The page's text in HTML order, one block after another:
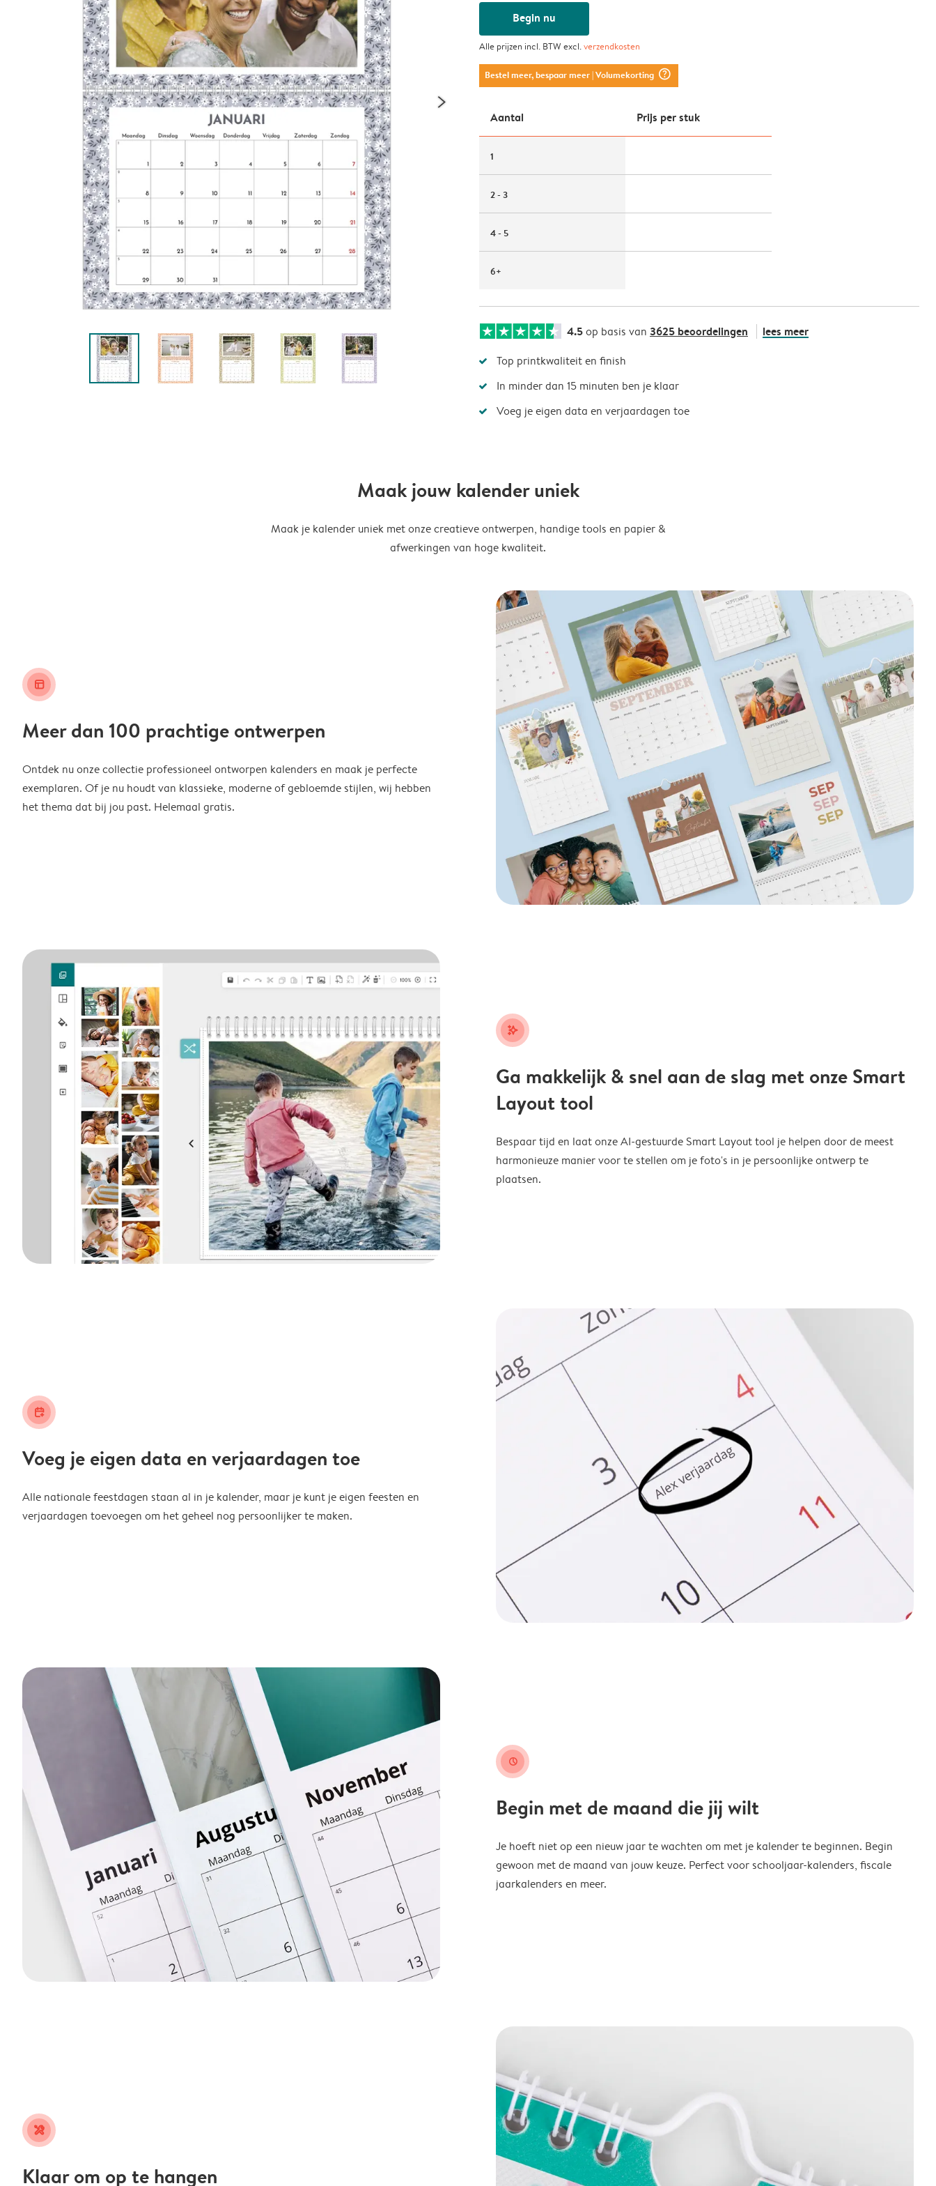
Begin nu
Alle prijzen incl. BTW excl.verzendkosten
Bestel meer, bespaar meer| Volumekorting question_mark_circle
Aantal Prijs per stuk
1
2 - 3
4 - 5
6+
4.5op basis van 3625 beoordelingen lees meer
Top printkwaliteit en finish
In minder dan 15 minuten ben je klaar
Voeg je eigen data en verjaardagen toe
Maak jouw kalender uniek
Maak je kalender uniek met onze creatieve ontwerpen, handige tools en papier &
afwerkingen van hoge kwaliteit.
layout_alt
Meer dan 100 prachtige ontwerpen
Ontdek nu onze collectie professioneel ontworpen kalenders en maak je perfecte
exemplaren. Of je nu houdt van klassieke, moderne of gebloemde stijlen, wij hebben
het thema dat bij jou past. Helemaal gratis.
stars_plus
Ga makkelijk & snel aan de slag met onze Smart
Layout tool
Bespaar tijd en laat onze AI-gestuurde Smart Layout tool je helpen door de meest
harmonieuze manier voor te stellen om je foto's in je persoonlijke ontwerp te
plaatsen.
calendar_plus
Voeg je eigen data en verjaardagen toe
Alle nationale feestdagen staan al in je kalender, maar je kunt je eigen feesten en
verjaardagen toevoegen om het geheel nog persoonlijker te maken.
clock
Begin met de maand die jij wilt
Je hoeft niet op een nieuw jaar te wachten om met je kalender te beginnen. Begin
gewoon met de maand van jouw keuze. Perfect voor schooljaar-kalenders, fiscale
jaarkalenders en meer.
tools
Klaar om op te hangen